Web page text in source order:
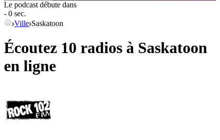
Le podcast débute dans
- 0 sec.
Ville Saskatoon
Écoutez 10 radios à Saskatoon
en ligne